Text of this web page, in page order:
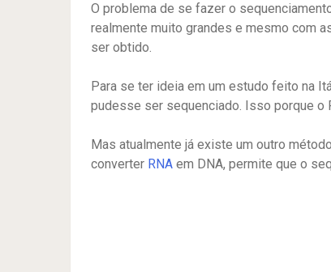
O problema de se fazer o
realmente muito grandes e mesmo com
ser obtido.
Para se ter ideia em um estudo feito na
pudesse ser sequenciado. Isso porque o
Mas atualmente já existe um outro
converter RNA em DNA, permite que o